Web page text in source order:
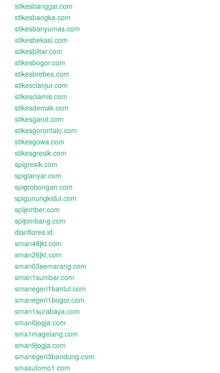
stikesbanggai.com
stikesbangka.com
stikesbanyumas.com
stikesbekasi.com
stikesblitar.com
stikesbogor.com
stikesbrebes.com
stikescianjur.com
stikesciamis.com
stikesdemak.com
stikesgarut.com
stikesgorontalo.com
stikesgowa.com
stikesgresik.com
spigresik.com
spigianyar.com
spigrobongan.com
spigunungkidul.com
spijember.com
spijombang.com
dianflores.id
sman48jkt.com
sman26jkt.com
sman03semarang.com
sman1sumbar.com
smanegeri1bantul.com
smanegeri1bogor.com
sman1surabaya.com
sman6jogja.com
sma1magelang.com
sman9jogja.com
smanegeri3bandung.com
smasutomo1.com